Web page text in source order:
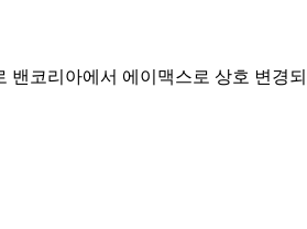
밴코리아에서 에이맥스로 상호 변경